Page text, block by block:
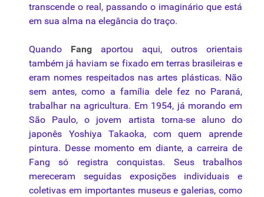
transcende o real, passando o imaginário que está
em sua alma na elegância do traço.
Quando Fang aportou aqui, outros orientais
também já haviam se fixado em terras brasileiras e
eram nomes respeitados nas artes plásticas. Não
sem antes, como a família dele fez no Paraná,
trabalhar na agricultura. Em 1954, já morando em
São Paulo, o jovem artista torna-se aluno do
japonês Yoshiya Takaoka, com quem aprende
pintura. Desse momento em diante, a carreira de
Fang só registra conquistas. Seus trabalhos
mereceram seguidas exposições individuais e
coletivas em importantes museus e galerias, como